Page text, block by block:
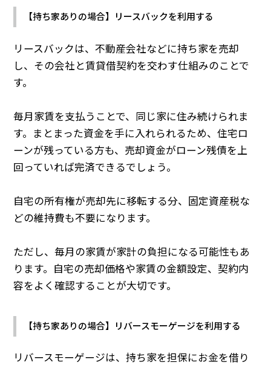
【持ち家ありの場合】リースバックを利用する
リースバックは、不動産会社などに持ち家を売却
し、その会社と賃貸借契約を交わす仕組みのことで
す。
毎月家賃を支払うことで、同じ家に住み続けられま
す。まとまった資金を手に入れられるため、住宅ロ
ーンが残っている方も、売却資金がローン残債を上
回っていれば完済できるでしょう。
自宅の所有権が売却先に移転する分、固定資産税な
どの維持費も不要になります。
ただし、毎月の家賃が家計の負担になる可能性もあ
ります。自宅の売却価格や家賃の金額設定、契約内
容をよく確認することが大切です。
【持ち家ありの場合】リバースモーゲージを利用する
リバースモーゲージは、持ち家を担保にお金を借り